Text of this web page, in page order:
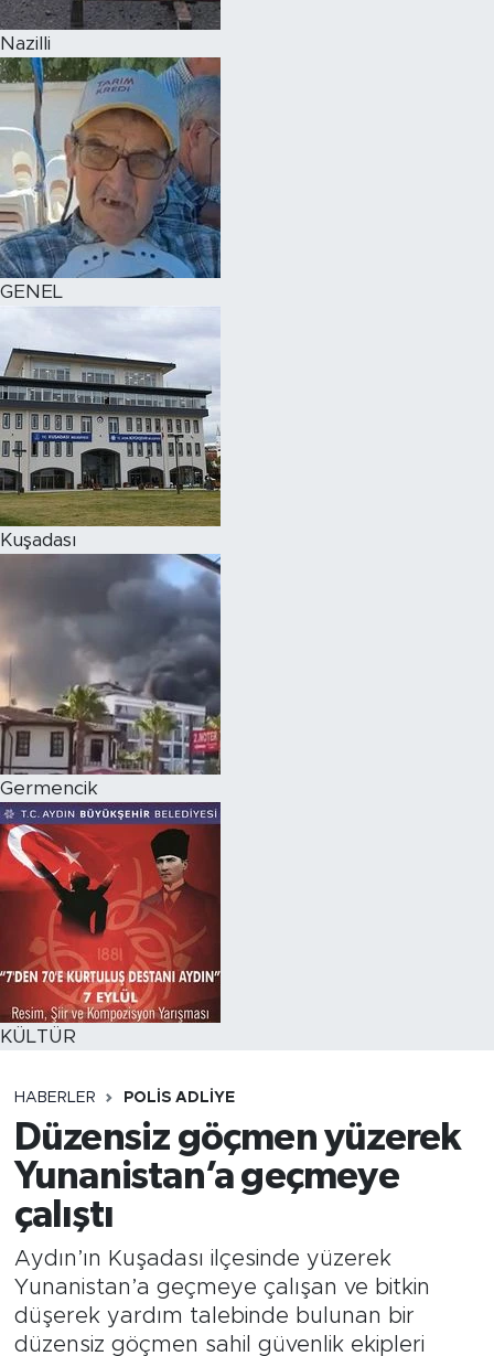
Nazilli
GENEL
Kuşadası
Germencik
KÜLTÜR
HABERLER POLİS ADLİYE
Düzensiz göçmen yüzerek
Yunanistan’a geçmeye
çalıştı
Aydın’ın Kuşadası ilçesinde yüzerek
Yunanistan’a geçmeye çalışan ve bitkin
düşerek yardım talebinde bulunan bir
düzensiz göçmen sahil güvenlik ekipleri